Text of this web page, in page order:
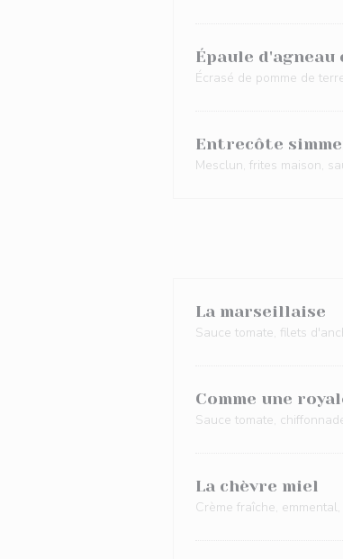
Épaule
Écrasé de pomme de
Entrecôte
Mesclun, frites maison,
La marseillaise
Sauce tomate, filets
Comme une
Sauce tomate,
La chèvre miel
Crème fraîche,